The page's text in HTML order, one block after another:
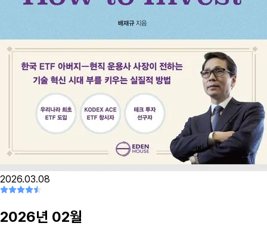
2026.03.08
2026년 02월